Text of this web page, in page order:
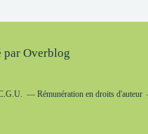
par Overblog
Rémunération en droits d'auteur